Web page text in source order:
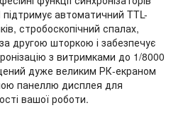
підтримує автоматичний TTL-
стробоскопічний спалах,
другою шторкою і забезпечує
з витримками до 1/8000
дуже великим РК-екраном
панеллю дисплея для
вашої роботи.